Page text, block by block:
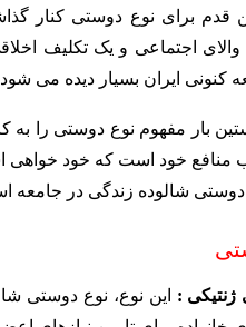
قدم برای نوع ‌دوستی کنار
اجتماعی و یک تکلیف
کنونی ایران بسیار دیده می
بار مفهوم نوع دوستی را به
منافع خود است که خود
دوستی شالوده زندگی در جامعه
ژنتیکی : این نوع، نوع دوستی